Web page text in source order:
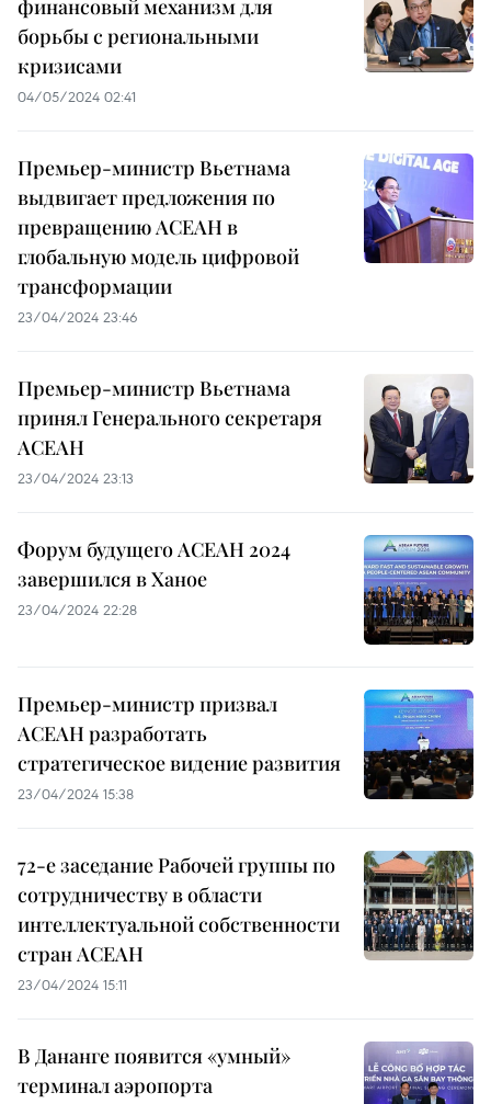
финансовый механизм для
борьбы с региональными
кризисами
04/05/2024 02:41
Премьер-министр Вьетнама
выдвигает предложения по
превращению АСЕАН в
глобальную модель цифровой
трансформации
23/04/2024 23:46
Премьер-министр Вьетнама
принял Генерального секретаря
АСЕАН
23/04/2024 23:13
Форум будущего АСЕАН 2024
завершился в Ханое
23/04/2024 22:28
Премьер-министр призвал
АСЕАН разработать
стратегическое видение развития
23/04/2024 15:38
72-е заседание Рабочей группы по
сотрудничеству в области
интеллектуальной собственности
стран АСЕАН
23/04/2024 15:11
В Дананге появится «умный»
терминал аэропорта